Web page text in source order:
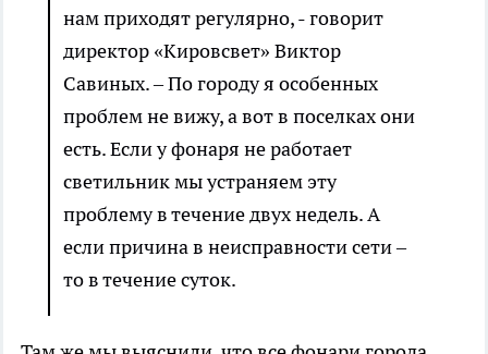
нам приходят регулярно, - говорит
директор «Кировсвет» Виктор
Савиных. – По городу я особенных
проблем не вижу, а вот в поселках они
есть. Если у фонаря не работает
светильник мы устраняем эту
проблему в течение двух недель. А
если причина в неисправности сети –
то в течение суток.